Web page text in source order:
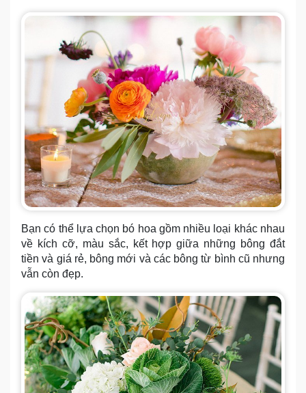
Bạn có thể lựa chọn bó hoa gồm nhiều loại khác nhau
về kích cỡ, màu sắc, kết hợp giữa những bông đắt
tiền và giá rẻ, bông mới và các bông từ bình cũ nhưng
vẫn còn đẹp.